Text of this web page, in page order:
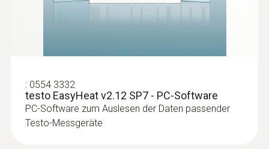
:0615 5605
Rohranlegefühler mit NTC-
: 0554 3332
testo EasyHeat v2.12 SP7 - PC-Software
PC-Software zum Auslesen der Daten passender
Testo-Messgeräte